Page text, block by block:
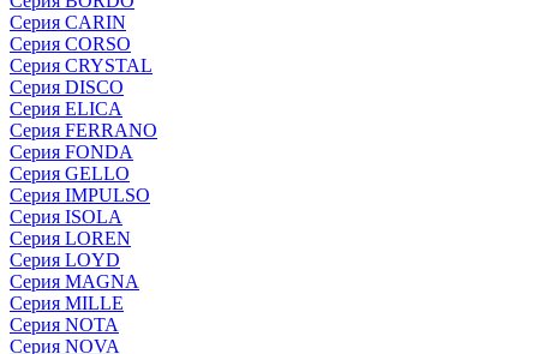
Серия CARIN
Серия CORSO
Серия CRYSTAL
Серия DISCO
Серия ELICA
Серия FERRANO
Серия FONDA
Серия GELLO
Серия IMPULSO
Серия ISOLA
Серия LOREN
Серия LOYD
Серия MAGNA
Серия MILLE
Серия NOTA
Серия NOVA